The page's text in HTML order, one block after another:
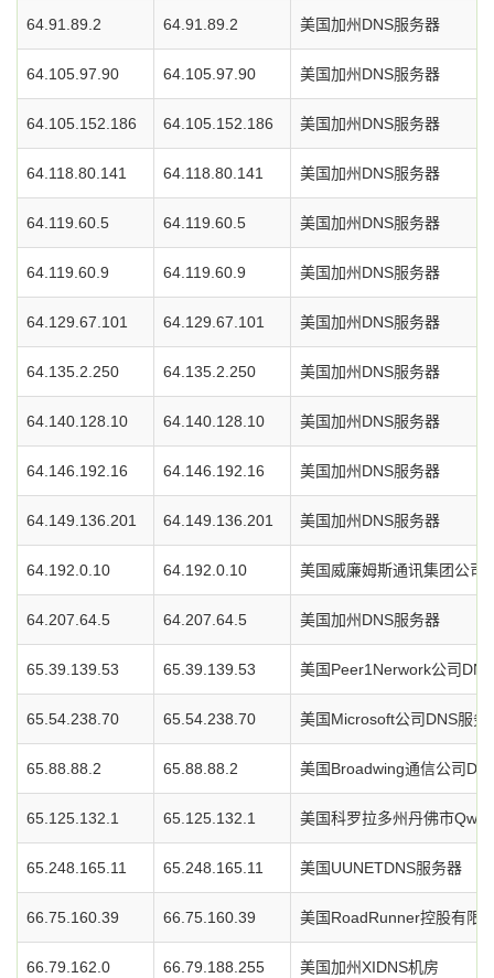
64.91.89.2 64.91.89.2 美国加州DNS服务器
64.105.97.90 64.105.97.90 美国加州DNS服务器
64.105.152.186 64.105.152.186 美国加州DNS服务器
64.118.80.141 64.118.80.141 美国加州DNS服务器
64.119.60.5 64.119.60.5 美国加州DNS服务器
64.119.60.9 64.119.60.9 美国加州DNS服务器
64.129.67.101 64.129.67.101 美国加州DNS服务器
64.135.2.250 64.135.2.250 美国加州DNS服务器
64.140.128.10 64.140.128.10 美国加州DNS服务器
64.146.192.16 64.146.192.16 美国加州DNS服务器
64.149.136.201 64.149.136.201 美国加州DNS服务器
64.192.0.10 64.192.0.10 美国威廉姆斯通讯集团公司
64.207.64.5 64.207.64.5 美国加州DNS服务器
65.39.139.53 65.39.139.53 美国Peer1Nerwork公司
65.54.238.70 65.54.238.70 美国Microsoft公司DNS服务
65.88.88.2 65.88.88.2 美国Broadwing通信公司
65.125.132.1 65.125.132.1 美国科罗拉多州丹佛市
65.248.165.11 65.248.165.11 美国UUNETDNS服务器
66.75.160.39 66.75.160.39 美国RoadRunner控股有限
66.79.162.0 66.79.188.255 美国加州XIDNS机房